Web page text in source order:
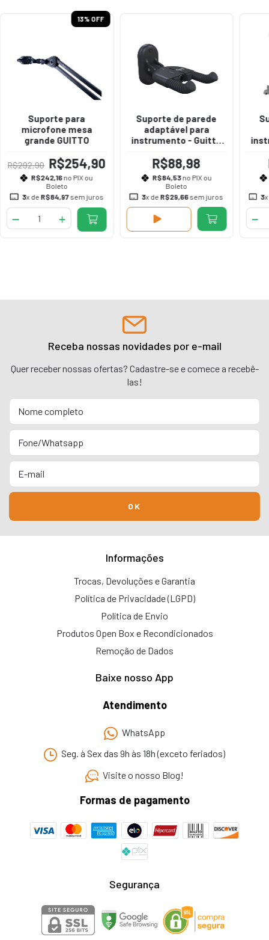
13% OFF
Suporte para
microfone mesa
grande GUITTO
R$292,90 R$254,90
R$242,16no PIX ou
Boleto
3x de R$84,97sem juros
Suporte de parede
adaptável para
instrumento - Guitto
R$88,98
R$84,53no PIX ou
Boleto
3x de R$29,66sem juros 3
Receba nossas novidades por e-mail
Quer receber nossas ofertas? Cadastre-se e comece a recebê-
las!
Informações
Trocas, Devoluções e Garantia
Política de Privacidade (LGPD)
Política de Envio
Produtos Open Box e Recondicionados
Remoção de Dados
Baixe nosso App
Atendimento
WhatsApp
Seg. à Sex das 9h às 18h (exceto feriados)
Visite o nosso Blog!
Formas de pagamento
Segurança